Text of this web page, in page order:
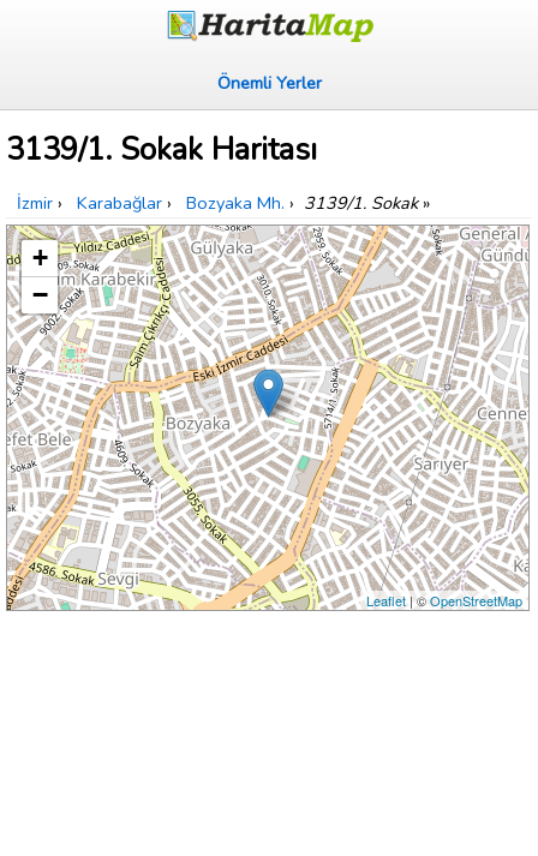
Önemli Yerler
3139/1. Sokak Haritası
İzmir › Karabağlar › Bozyaka Mh. › 3139/1. Sokak»
+
−
Leaflet| ©OpenStreetMap